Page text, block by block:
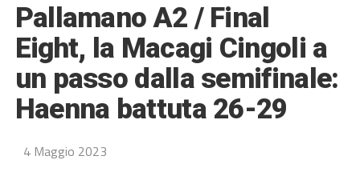
Pallamano A2 / Final
Eight, la Macagi Cingoli a
un passo dalla semifinale:
Haenna battuta 26-29
4 Maggio 2023